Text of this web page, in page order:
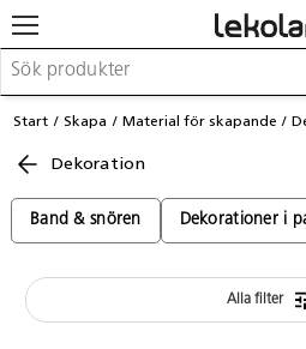
Möbler & inredning
Skapa
Lära
Barnvagnar & småbarnsartiklar
Start Skapa Material för skapande
Dekoration
Band & snören Dekorationer i
Alla filter